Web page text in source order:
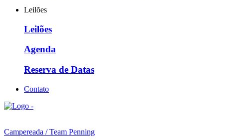
Leilões
Leilões
Agenda
Reserva de Datas
Contato
Campereada / Team Penning